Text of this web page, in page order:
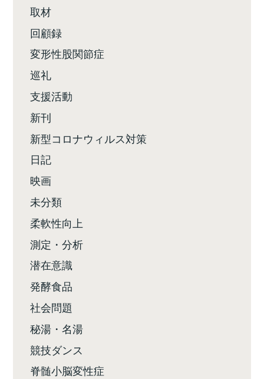
取材
回顧録
変形性股関節症
巡礼
支援活動
新刊
新型コロナウィルス対策
日記
映画
未分類
柔軟性向上
測定・分析
潜在意識
発酵食品
社会問題
秘湯・名湯
競技ダンス
脊髄小脳変性症